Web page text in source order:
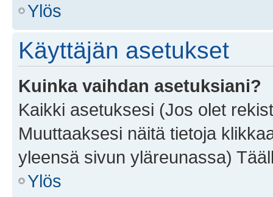
Ylös
Käyttäjän asetukset
Kuinka vaihdan asetuksiani?
Kaikki asetuksesi (Jos olet
Muuttaaksesi näitä tietoja
yleensä sivun yläreunassa)
Ylös